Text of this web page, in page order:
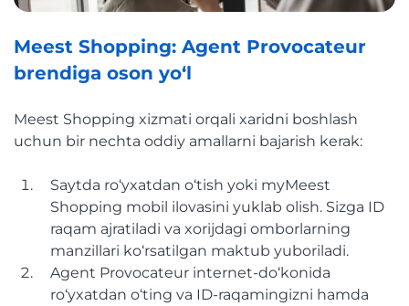
Meest Shopping: Agent Provocateur
brendiga oson yo‘l
Meest Shopping xizmati orqali xaridni boshlash
uchun bir nechta oddiy amallarni bajarish kerak:
Saytda ro‘yxatdan o‘tish yoki myMeest
Shopping mobil ilovasini yuklab olish. Sizga ID
raqam ajratiladi va xorijdagi omborlarning
manzillari ko‘rsatilgan maktub yuboriladi.
Agent Provocateur internet-do‘konida
ro‘yxatdan o‘ting va ID-raqamingizni hamda